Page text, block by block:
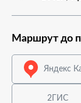
Маршрут до
Яндекс
2ГИС